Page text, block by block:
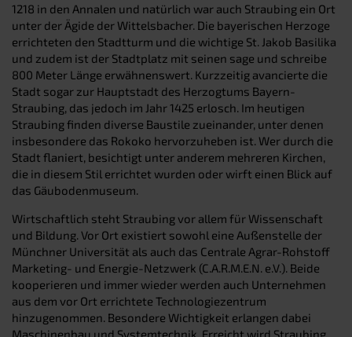
1218 in den Annalen und natürlich war auch Straubing ein Ort
unter der Ägide der Wittelsbacher. Die bayerischen Herzoge
errichteten den Stadtturm und die wichtige St. Jakob Basilika
und zudem ist der Stadtplatz mit seinen sage und schreibe
800 Meter Länge erwähnenswert. Kurzzeitig avancierte die
Stadt sogar zur Hauptstadt des Herzogtums Bayern-
Straubing, das jedoch im Jahr 1425 erlosch. Im heutigen
Straubing finden diverse Baustile zueinander, unter denen
insbesondere das Rokoko hervorzuheben ist. Wer durch die
Stadt flaniert, besichtigt unter anderem mehreren Kirchen,
die in diesem Stil errichtet wurden oder wirft einen Blick auf
das Gäubodenmuseum.
Wirtschaftlich steht Straubing vor allem für Wissenschaft
und Bildung. Vor Ort existiert sowohl eine Außenstelle der
Münchner Universität als auch das Centrale Agrar-Rohstoff
Marketing- und Energie-Netzwerk (C.A.R.M.E.N. e.V.). Beide
kooperieren und immer wieder werden auch Unternehmen
aus dem vor Ort errichtete Technologiezentrum
hinzugenommen. Besondere Wichtigkeit erlangen dabei
Maschinenbau und Systemtechnik. Erreicht wird Straubing